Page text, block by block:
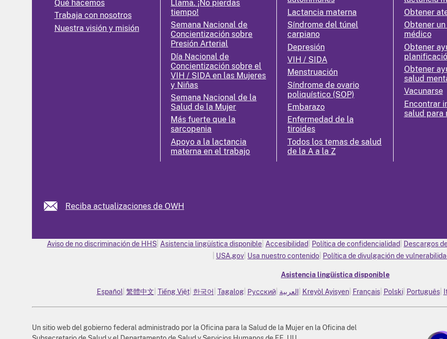
Qué hacemos
Trabaja con nosotros
Nuestra visión y misión
Llama. ¡No pierdas
tiempo!
Semana Nacional de
Concientización sobre
Presión Arterial
Día Nacional de
Concientización sobre el
VIH / SIDA en las Mujeres
y Niñas
Semana Nacional de la
Salud de la Mujer
Más fuerte que la
sarcopenia
Apoyo a la lactancia
materna en el trabajo
Lactancia materna
Síndrome del túnel
carpiano
Depresión
VIH / SIDA
Menstruación
Síndrome de ovario
poliquístico (SOP)
Embarazo
Enfermedad de la
tiroides
Todos los temas de salud
de la A a la Z
Obtener
Obtener
médico
Obtener
Obtener
salud
Vacunarse
Encontrar
salud para
Reciba actualizaciones de OWH
Aviso de no discriminación de HHS Asistencia lingüística disponible Accesibilidad Política de confidencialidad Descargos
USA.gov Usa nuestro contenido Política de divulgación de
Asistencia lingüística disponible
Español 繁體中文 Tiếng Việt 한국어 Tagalog Русский العربية Kreyòl Ayisyen Français Polski Português
Un sitio web del gobierno federal administrado por la Oficina para la Salud de la Mujer en la Oficina del